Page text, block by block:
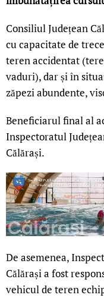
Consiliul Județean
cu capacitate de
teren accidentat
vaduri), dar și în
zăpezi abundente,
Beneficiarul final al
Inspectoratul
Călărași.
De asemenea,
Călărași a fost
vehicul de teren